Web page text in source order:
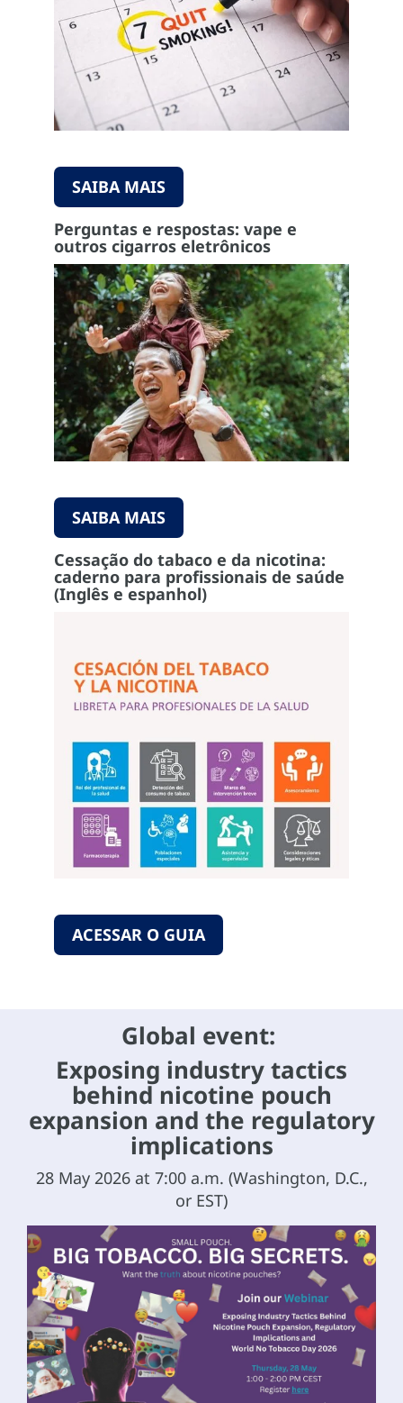
SAIBA MAIS
Perguntas e respostas: vape e
outros cigarros eletrônicos
SAIBA MAIS
Cessação do tabaco e da nicotina:
caderno para profissionais de saúde
(Inglês e espanhol)
ACESSAR O GUIA
Global event:
Exposing industry tactics
behind nicotine pouch
expansion and the regulatory
implications
28 May 2026 at 7:00 a.m. (Washington, D.C.,
or EST)